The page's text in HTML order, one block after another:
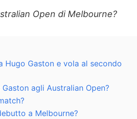
Open di Melbourne?
Hugo Gaston e vola al secondo
agli Australian Open?
a Melbourne?